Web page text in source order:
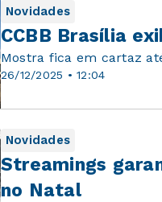
Novidades
26/12/2025 • 12:04
CCBB Brasília
Mostra fica em cartaz
Novidades
Streamings
no Natal